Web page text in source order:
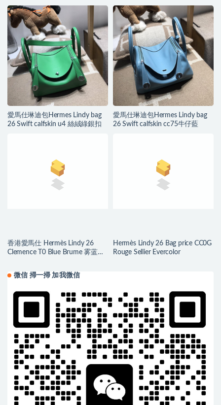
愛馬仕琳迪包Hermes Lindy bag
26 Swift calfskin u4 絲絨綠銀扣
愛馬仕琳迪包Hermes Lindy bag
26 Swift calfskin cc75牛仔藍
香港愛馬仕 Hermès Lindy 26
Clemence T0 Blue Brume 雾蓝色
Hermès Lindy 26 Bag price CC0G
Rouge Sellier Evercolor
微信 掃一掃 加我微信